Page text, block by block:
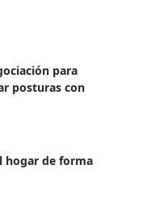
para
posturas con
hogar de forma